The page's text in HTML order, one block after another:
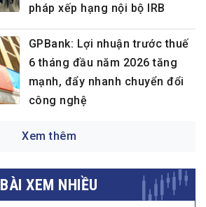
pháp xếp hạng nội bộ IRB
GPBank: Lợi nhuận trước thuế
6 tháng đầu năm 2026 tăng
mạnh, đẩy nhanh chuyển đổi
công nghệ
Xem thêm
BÀI XEM NHIỀU